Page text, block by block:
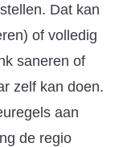
Dat kan
of volledig
saneren of
zelf kan doen.
aan
de regio